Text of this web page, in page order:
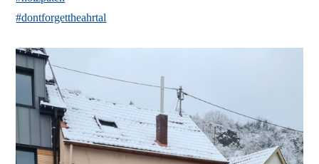
#dontforgettheahrtal